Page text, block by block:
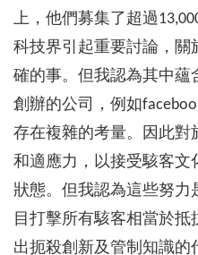
上，他們募集了超過
科技界引起重要討論，關
確的事。但我認為其中蘊
創辦的公司，例如
存在複雜的考量。因此對
和適應力，以接受駭客文
狀態。但我認為這些努力
目打擊所有駭客相當於
出扼殺創新及管制知識的